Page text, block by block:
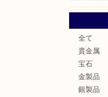
全て
貴金属
宝石
金製品
銀製品